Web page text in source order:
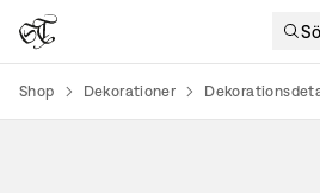
Shop Dekorationer